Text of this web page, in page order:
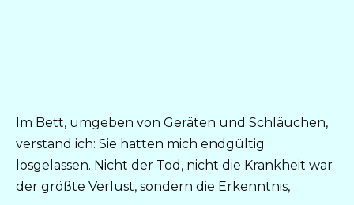
Im Bett, umgeben von Geräten und Schläuchen,
verstand ich: Sie hatten mich endgültig
losgelassen. Nicht der Tod, nicht die Krankheit war
der größte Verlust, sondern die Erkenntnis,